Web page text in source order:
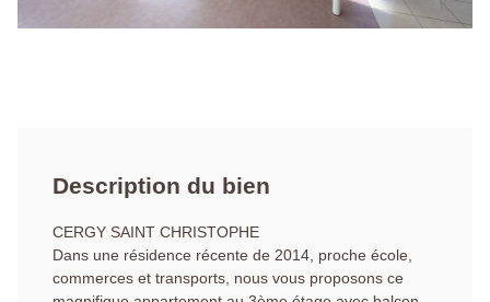
Description du bien
CERGY SAINT CHRISTOPHE
Dans une résidence récente de 2014, proche école,
commerces et transports, nous vous proposons ce